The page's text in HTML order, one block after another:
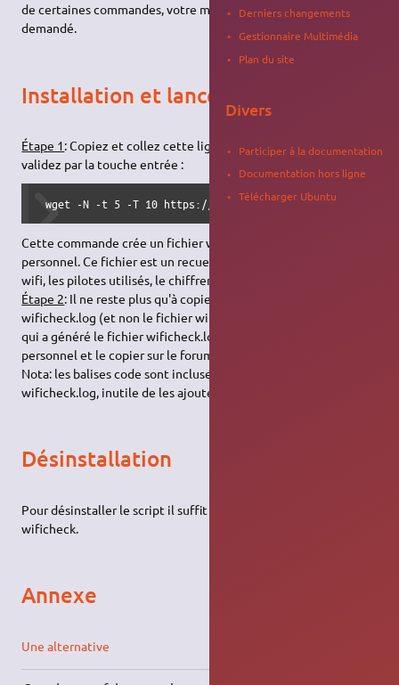
de certaines commandes, votre mot de passe vous sera donc
demandé.
Installation et lancement
Étape 1: Copiez et collez cette ligne dans un terminal, et
validez par la touche entrée :
wget -N -t 5 -T 10 https://framagit.org/cracolinux/
Cette commande crée un fichier wificheck.log dans le dossier
personnel. Ce fichier est un recueil d'informations sur les cartes
wifi, les pilotes utilisés, le chiffrement de la box utilisé, …
Étape 2: Il ne reste plus qu'à copier le contenu du fichier
wificheck.log (et non le fichier wificheck qui est le programme
qui a généré le fichier wificheck.log) situé dans le dossier
personnel et le copier sur le forum.
Nota: les balises code sont incluses dans le fichier
wificheck.log, inutile de les ajouter.
Désinstallation
Pour désinstaller le script il suffit de supprimer le fichier
wificheck.
Annexe
Une alternative
Derniers changements
Gestionnaire Multimédia
Plan du site
Divers
Participer à la documentation
Documentation hors ligne
Télécharger Ubuntu